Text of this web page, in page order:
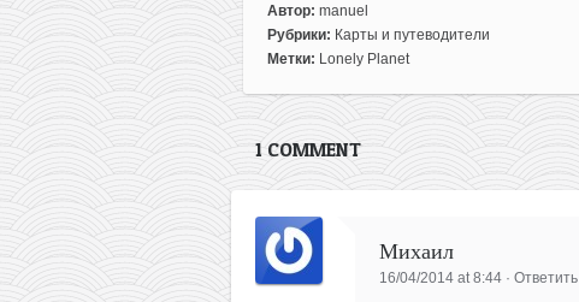
Автор: manuel
Рубрики: Карты и путеводители
Метки: Lonely Planet
1 COMMENT
Михаил
16/04/2014 at 8:44 ·Ответить